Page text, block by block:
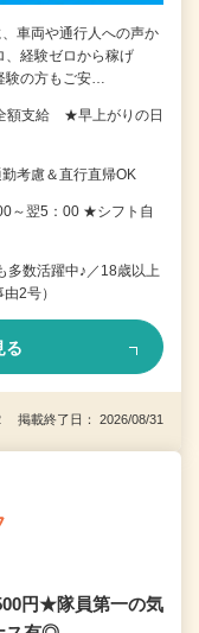
車両や通行人への声か
、経験ゼロから稼げ
験の方もご安…
額支給 ★早上がりの日
考慮＆直行直帰OK
～翌5：00 ★シフト自
多数活躍中♪／18歳以上
2号）
る
掲載終了日： 2026/08/31
円★隊員第一の気